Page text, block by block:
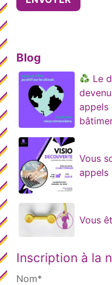
Blog
Le
appels
Vous
appels
Vous
Inscription à la
Nom*